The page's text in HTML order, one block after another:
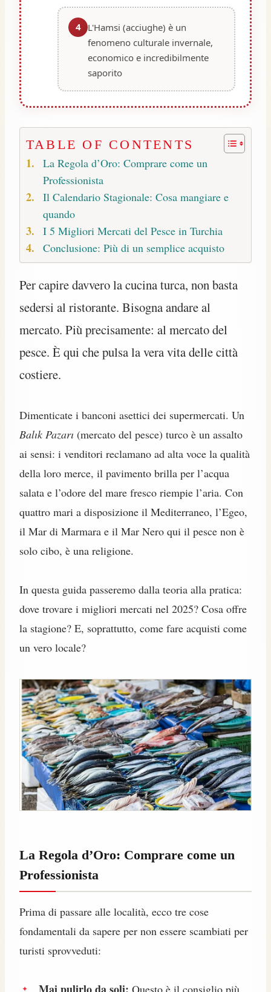
4
L'Hamsi (acciughe) è un
fenomeno culturale invernale,
economico e incredibilmente
saporito
TABLE OF CONTENTS
La Regola d’Oro: Comprare come un
Professionista
Il Calendario Stagionale: Cosa mangiare e
quando
I 5 Migliori Mercati del Pesce in Turchia
Conclusione: Più di un semplice acquisto
Per capire davvero la cucina turca, non basta
sedersi al ristorante. Bisogna andare al
mercato. Più precisamente: al mercato del
pesce. È qui che pulsa la vera vita delle città
costiere.
Dimenticate i banconi asettici dei supermercati. Un
Balık Pazarı (mercato del pesce) turco è un assalto
ai sensi: i venditori reclamano ad alta voce la qualità
della loro merce, il pavimento brilla per l’acqua
salata e l’odore del mare fresco riempie l’aria. Con
quattro mari a disposizione il Mediterraneo, l’Egeo,
il Mar di Marmara e il Mar Nero qui il pesce non è
solo cibo, è una religione.
In questa guida passeremo dalla teoria alla pratica:
dove trovare i migliori mercati nel 2025? Cosa offre
la stagione? E, soprattutto, come fare acquisti come
un vero locale?
La Regola d’Oro: Comprare come un
Professionista
Prima di passare alle località, ecco tre cose
fondamentali da sapere per non essere scambiati per
turisti sprovveduti: